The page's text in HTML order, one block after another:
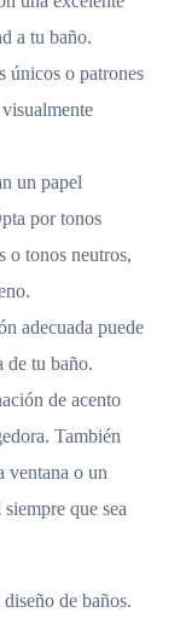
a tu baño.
únicos o patrones
un papel
por tonos
o tonos neutros,
adecuada puede
de tu baño.
de acento
También
ventana o un
que sea
de baños.